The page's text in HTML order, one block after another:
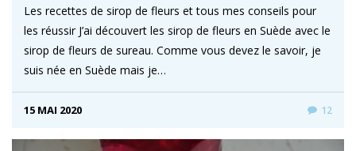
Les recettes de sirop de fleurs et tous mes conseils pour
les réussir J’ai découvert les sirop de fleurs en Suède avec le
sirop de fleurs de sureau. Comme vous devez le savoir, je
suis née en Suède mais je…
15 MAI 2020 12